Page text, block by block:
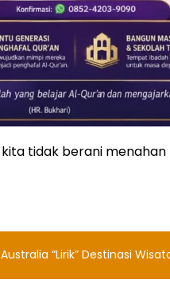
tidak berani
“Lirik” Destinasi